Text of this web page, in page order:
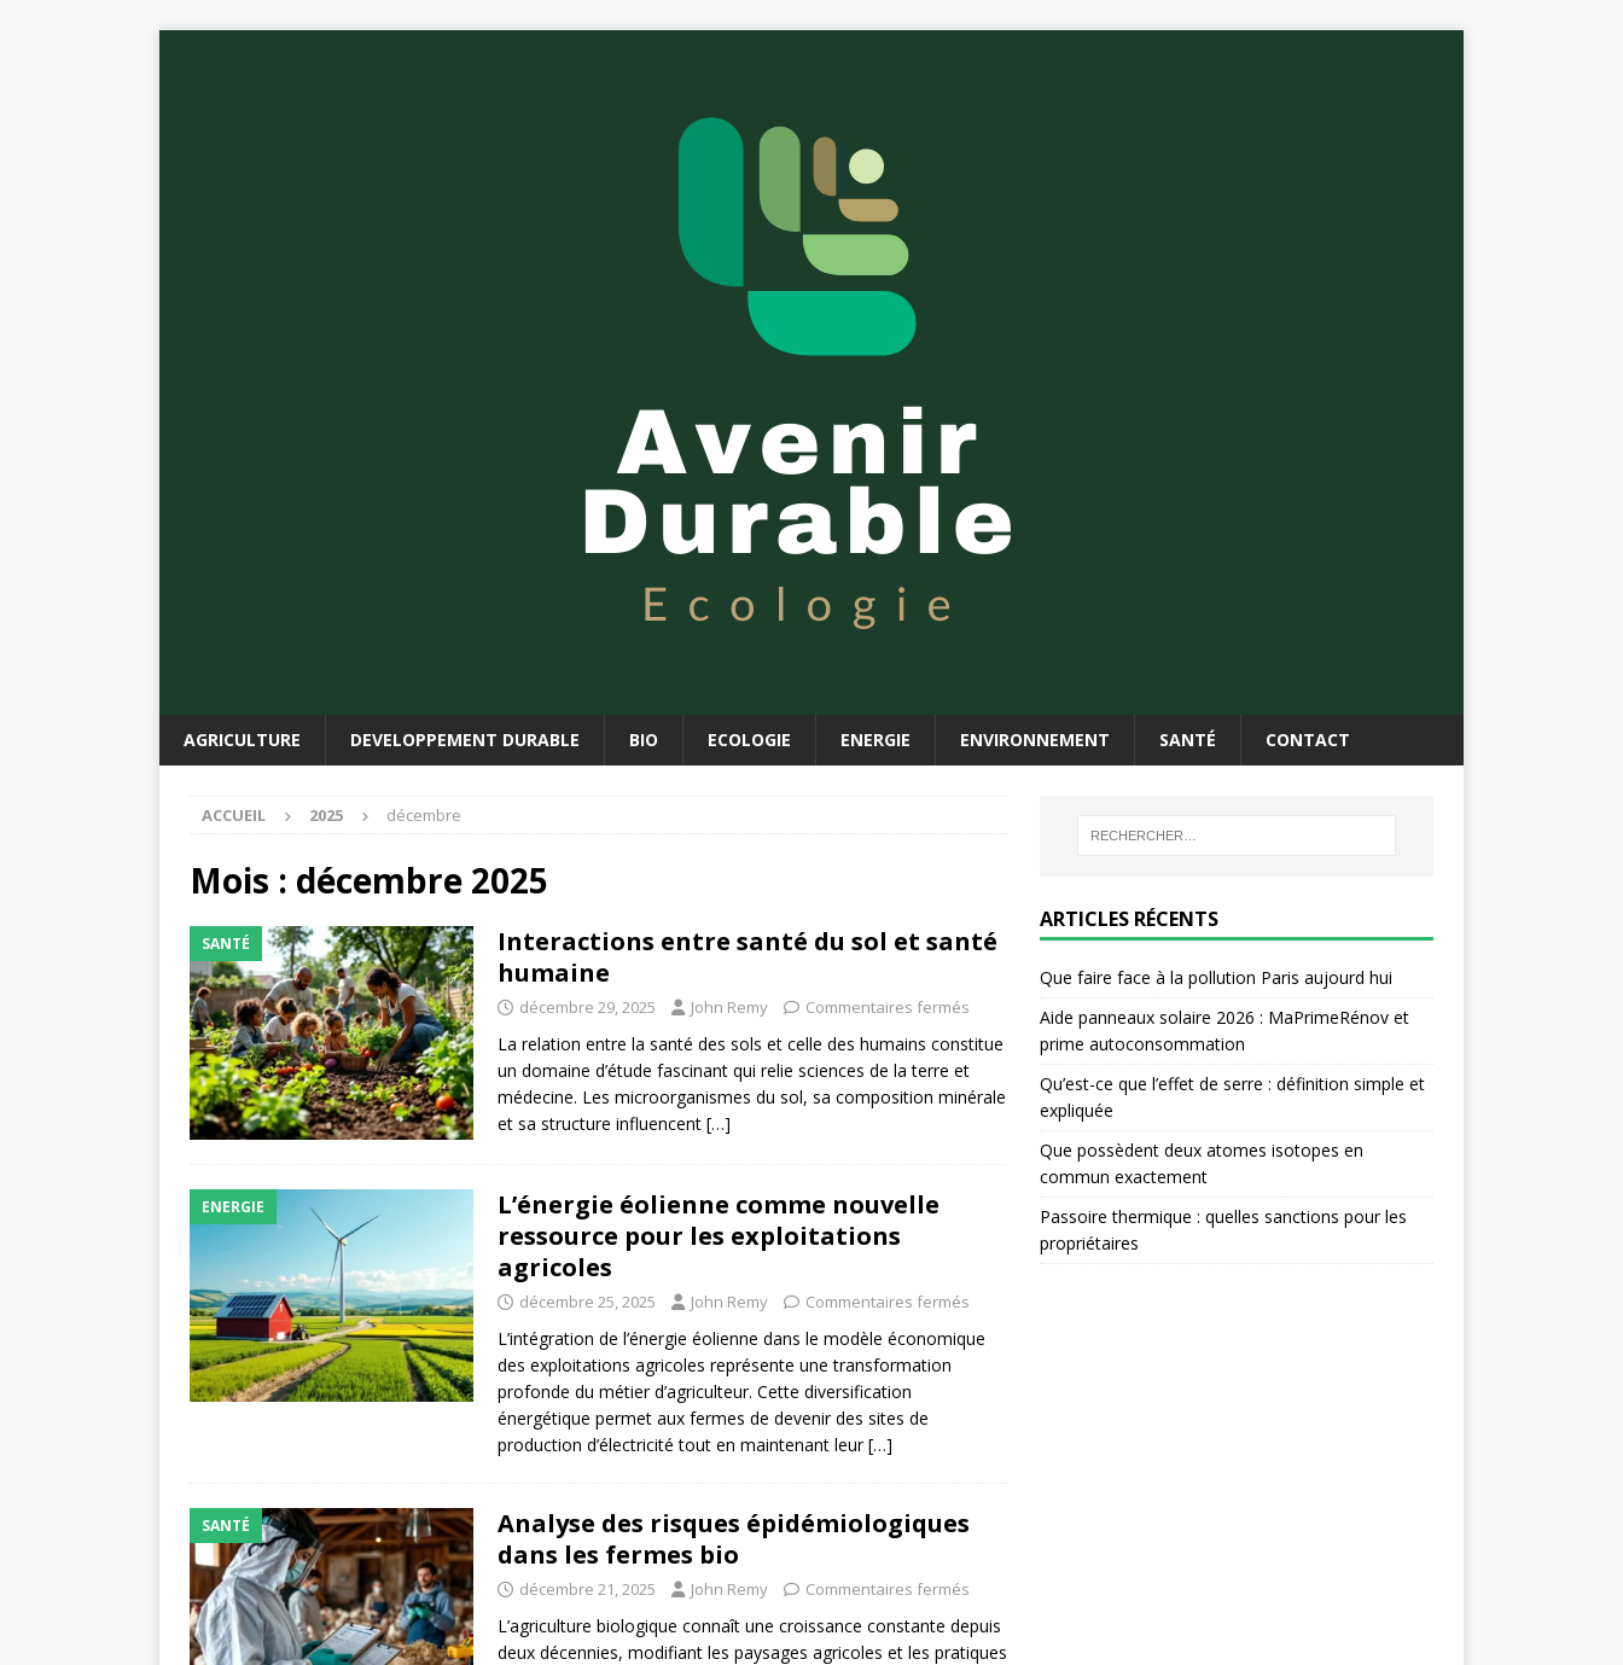
AGRICULTURE DEVELOPPEMENT DURABLE BIO ECOLOGIE ENERGIE ENVIRONNEMENT SANTÉ CONTACT
ACCUEIL 2025 décembre
Mois : décembre 2025
SANTÉ
Interactions entre santé du sol et santé
humaine
décembre 29, 2025 John Remy Commentaires fermés
La relation entre la santé des sols et celle des humains constitue
un domaine d’étude fascinant qui relie sciences de la terre et
médecine. Les microorganismes du sol, sa composition minérale
et sa structure influencent […]
ENERGIE
L’énergie éolienne comme nouvelle
ressource pour les exploitations
agricoles
décembre 25, 2025 John Remy Commentaires fermés
L’intégration de l’énergie éolienne dans le modèle économique
des exploitations agricoles représente une transformation
profonde du métier d’agriculteur. Cette diversification
énergétique permet aux fermes de devenir des sites de
production d’électricité tout en maintenant leur[…]
SANTÉ
Analyse des risques épidémiologiques
dans les fermes bio
décembre 21, 2025 John Remy Commentaires fermés
L’agriculture biologique connaît une croissance constante depuis
deux décennies, modifiant les paysages agricoles et les pratiques
ARTICLES RÉCENTS
Que faire face à la pollution Paris aujourd hui
Aide panneaux solaire 2026 : MaPrimeRénov et
prime autoconsommation
Qu’est-ce que l’effet de serre : définition simple et
expliquée
Que possèdent deux atomes isotopes en
commun exactement
Passoire thermique : quelles sanctions pour les
propriétaires